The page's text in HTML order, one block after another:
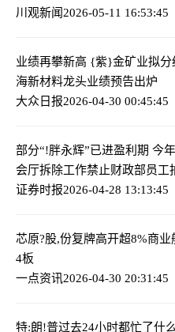
川观新闻2026-05-11 16:53:45
业绩再攀新高 {紫}金矿业拟分
海新材料龙头业绩预告出炉
大众日报2026-04-30 00:45:45
部分“!胖永辉”已进盈利期 今
会厅拆除工作禁止财政部员工
证券时报2026-04-28 13:13:45
芯原?股,份复牌高开超8%商业
4板
一点资讯2026-04-30 20:31:45
特:朗!普过去24小时都忙了什